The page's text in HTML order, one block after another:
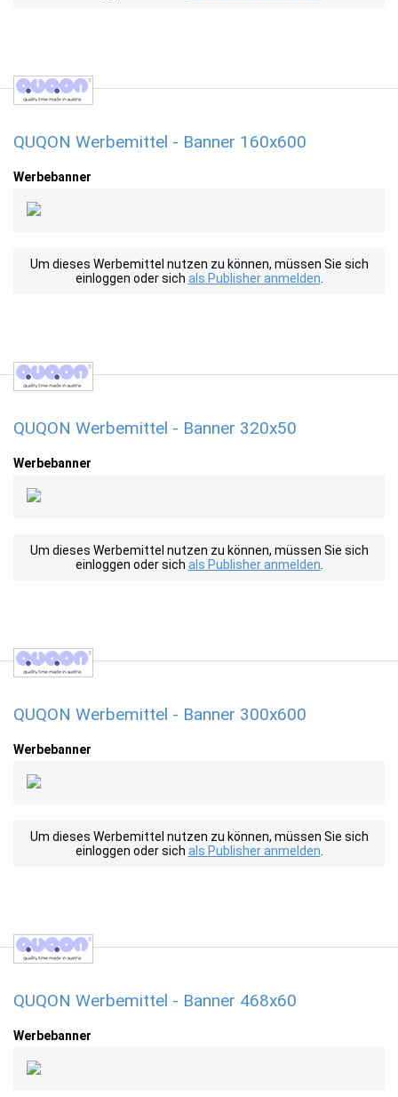
QUQON Werbemittel - Banner 160x600
Werbebanner
Um dieses Werbemittel nutzen zu können, müssen Sie sich
einloggen oder sich als Publisher anmelden
QUQON Werbemittel - Banner 320x50
Werbebanner
Um dieses Werbemittel nutzen zu können, müssen Sie sich
einloggen oder sich als Publisher anmelden
QUQON Werbemittel - Banner 300x600
Werbebanner
Um dieses Werbemittel nutzen zu können, müssen Sie sich
einloggen oder sich als Publisher anmelden
QUQON Werbemittel - Banner 468x60
Werbebanner